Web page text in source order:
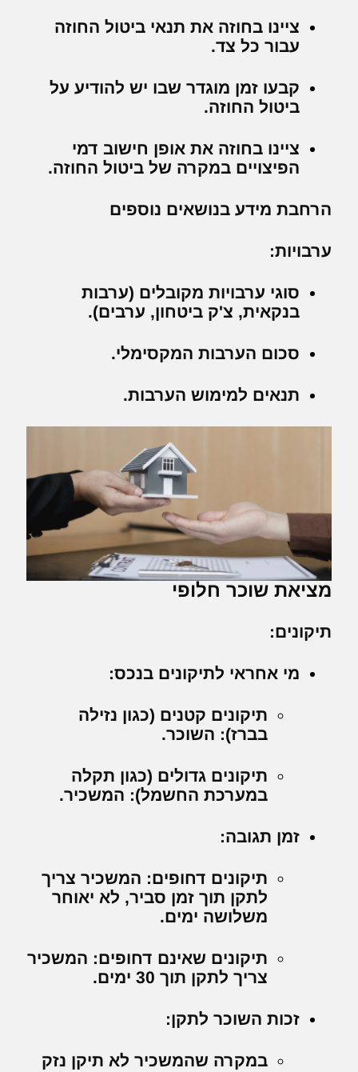
ציינו בחוזה את תנאי ביטול החוזה
עבור כל צד.
קבעו זמן מוגדר שבו יש להודיע על
ביטול החוזה.
ציינו בחוזה את אופן חישוב דמי
הפיצויים במקרה של ביטול החוזה.
הרחבת מידע בנושאים נוספים
ערבויות:
סוגי ערבויות מקובלים (ערבות
בנקאית, צ'ק ביטחון, ערבים).
סכום הערבות המקסימלי.
תנאים למימוש הערבות.
מציאת שוכר חלופי
תיקונים:
מי אחראי לתיקונים בנכס:
תיקונים קטנים (כגון נזילה
בברז): השוכר.
תיקונים גדולים (כגון תקלה
במערכת החשמל): המשכיר.
זמן תגובה:
תיקונים דחופים: המשכיר צריך
לתקן תוך זמן סביר, לא יאוחר
משלושה ימים.
תיקונים שאינם דחופים: המשכיר
צריך לתקן תוך 30 ימים.
זכות השוכר לתקן:
במקרה שהמשכיר לא תיקן נזק